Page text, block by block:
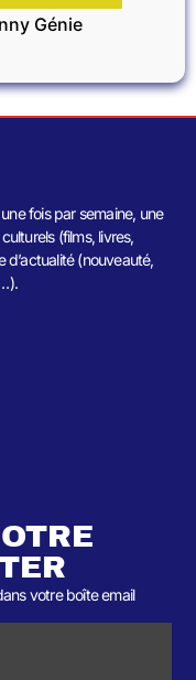
Génie
fois par semaine, une
(films, livres,
(nouveauté,
votre boîte email